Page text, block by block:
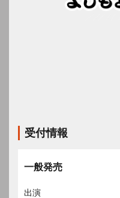
受付情報
一般発売
出演